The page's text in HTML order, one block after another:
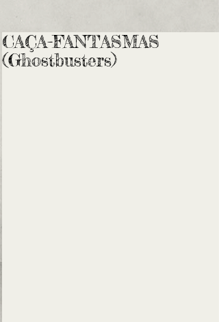
CAÇA-FANTASMAS
(Ghostbusters)